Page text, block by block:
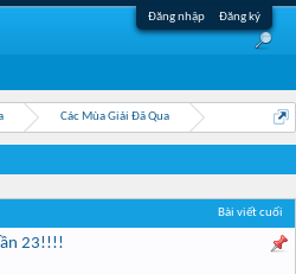
Đăng nhập Đăng ký
Các Mùa Giải Đã Qua
Bài viết cuối
23!!!!